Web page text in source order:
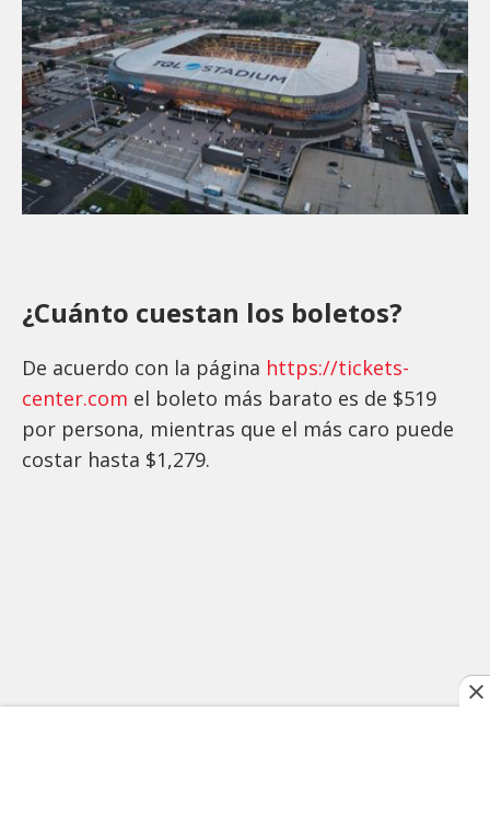
¿Cuánto cuestan los boletos?
De acuerdo con la página https://tickets-
center.com el boleto más barato es de $519
por persona, mientras que el más caro puede
costar hasta $1,279.